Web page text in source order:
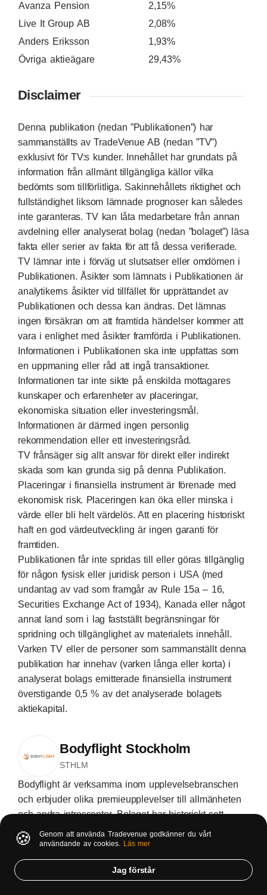
Avanza Pension
2,15%
Live It Group AB
2,08%
Anders Eriksson
1,93%
Övriga aktieägare
29,43%
Disclaimer
Denna publikation (nedan ”Publikationen”) har
sammanställts av TradeVenue AB (nedan ”TV”)
exklusivt för TV:s kunder. Innehållet har grundats på
information från allmänt tillgängliga källor vilka
bedömts som tillförlitliga. Sakinnehållets riktighet och
fullständighet liksom lämnade prognoser kan således
inte garanteras. TV kan låta medarbetare från annan
avdelning eller analyserat bolag (nedan ”bolaget”) läsa
fakta eller serier av fakta för att få dessa verifierade.
TV lämnar inte i förväg ut slutsatser eller omdömen i
Publikationen. Åsikter som lämnats i Publikationen är
analytikerns åsikter vid tillfället för upprättandet av
Publikationen och dessa kan ändras. Det lämnas
ingen försäkran om att framtida händelser kommer att
vara i enlighet med åsikter framförda i Publikationen.
Informationen i Publikationen ska inte uppfattas som
en uppmaning eller råd att ingå transaktioner.
Informationen tar inte sikte på enskilda mottagares
kunskaper och erfarenheter av placeringar,
ekonomiska situation eller investeringsmål.
Informationen är därmed ingen personlig
rekommendation eller ett investeringsråd.
TV frånsäger sig allt ansvar för direkt eller indirekt
skada som kan grunda sig på denna Publikation.
Placeringar i finansiella instrument är förenade med
ekonomisk risk. Placeringen kan öka eller minska i
värde eller bli helt värdelös. Att en placering historiskt
haft en god värdeutveckling är ingen garanti för
framtiden.
Publikationen får inte spridas till eller göras tillgänglig
för någon fysisk eller juridisk person i USA (med
undantag av vad som framgår av Rule 15a – 16,
Securities Exchange Act of 1934), Kanada eller något
annat land som i lag fastställt begränsningar för
spridning och tillgänglighet av materialets innehåll.
Varken TV eller de personer som sammanställt denna
publikation har innehav (varken långa eller korta) i
analyserat bolags emitterade finansiella instrument
överstigande 0,5 % av det analyserade bolagets
aktiekapital.
Bodyflight Stockholm
STHLM
Bodyflight är verksamma inom upplevelsebranschen
och erbjuder olika premieupplevelser till allmänheten
och andra intressenter. Bolaget har historiskt sett
ägnat sig åt vindtunnlar som används för att simulera
fallskärmshopp, men breddade relativt nyligen sin
verksamhet genom förv...
Lista
Spotlight Stock Market
🍪
Genom att använda Tradevenue godkänner du vårt
användande av cookies. Läs mer
Jag förstår